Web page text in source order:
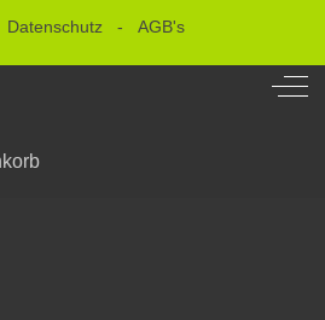
Datenschutz - AGB's
Off-